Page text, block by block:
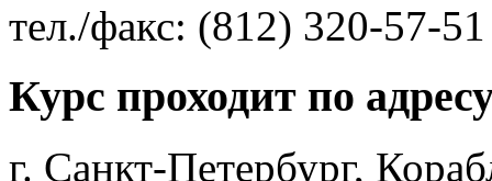
тел./факс: (812) 320-57-51
Курс проходит по
г. Санкт-Петербург,